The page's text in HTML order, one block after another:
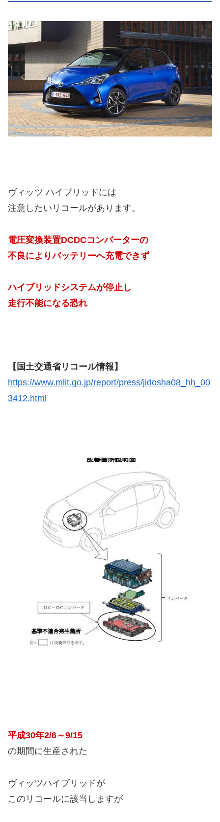
ヴィッツ ハイブリッドには
注意したいリコールがあります。
電圧変換装置DCDCコンバーターの
不良によりバッテリーへ充電できず
ハイブリッドシステムが停止し
走行不能になる恐れ
【国土交通省リコール情報】
https://www.mlit.go.jp/report/press/jidosha08_hh_00
3412.html
平成30年2/6～9/15
の期間に生産された
ヴィッツハイブリッドが
このリコールに該当しますが